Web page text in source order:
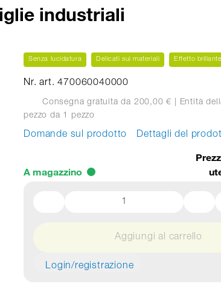
industriali
Senza lucidatura Delicati sui materiali Effetto
Nr. art. 470060040000
Consegna gratuita da 200,00 € | Entità
pezzo da 1 pezzo
Domande sul prodotto Dettagli del
A magazzino
Aggiungi al carrello
Login/registrazione